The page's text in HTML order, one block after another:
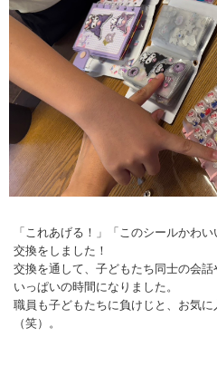
「これあげる！」「このシールかわ
交換をしました！
交換を通して、子どもたち同士の会
いっぱいの時間になりました。
職員も子どもたちに負けじと、お気
（笑）。